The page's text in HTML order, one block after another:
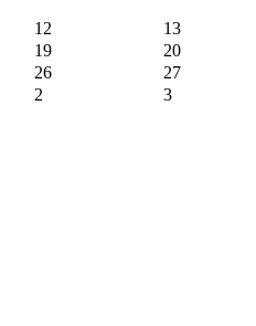
12 13
19 20
26 27
2 3